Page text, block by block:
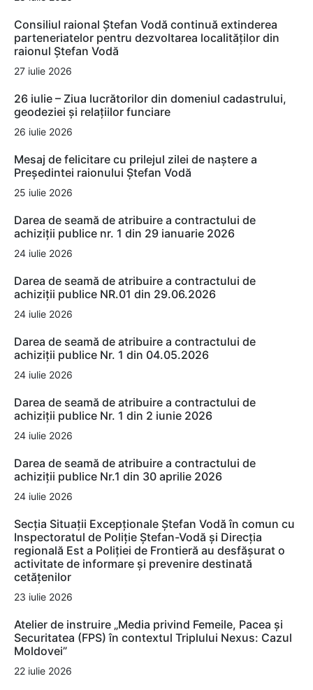
Consiliul raional Ștefan Vodă continuă extinderea
parteneriatelor pentru dezvoltarea localităților din
raionul Ștefan Vodă
27 iulie 2026
26 iulie – Ziua lucrătorilor din domeniul cadastrului,
geodeziei și relațiilor funciare
26 iulie 2026
Mesaj de felicitare cu prilejul zilei de naștere a
Președintei raionului Ștefan Vodă
25 iulie 2026
Darea de seamă de atribuire a contractului de
achiziții publice nr. 1 din 29 ianuarie 2026
24 iulie 2026
Darea de seamă de atribuire a contractului de
achiziții publice NR.01 din 29.06.2026
24 iulie 2026
Darea de seamă de atribuire a contractului de
achiziții publice Nr. 1 din 04.05.2026
24 iulie 2026
Darea de seamă de atribuire a contractului de
achiziții publice Nr. 1 din 2 iunie 2026
24 iulie 2026
Darea de seamă de atribuire a contractului de
achiziții publice Nr.1 din 30 aprilie 2026
24 iulie 2026
Secția Situații Excepționale Ștefan Vodă în comun cu
Inspectoratul de Poliție Ștefan-Vodă și Direcția
regională Est a Poliției de Frontieră au desfășurat o
activitate de informare și prevenire destinată
cetățenilor
23 iulie 2026
Atelier de instruire „Media privind Femeile, Pacea și
Securitatea (FPS) în contextul Triplului Nexus: Cazul
Moldovei”
22 iulie 2026